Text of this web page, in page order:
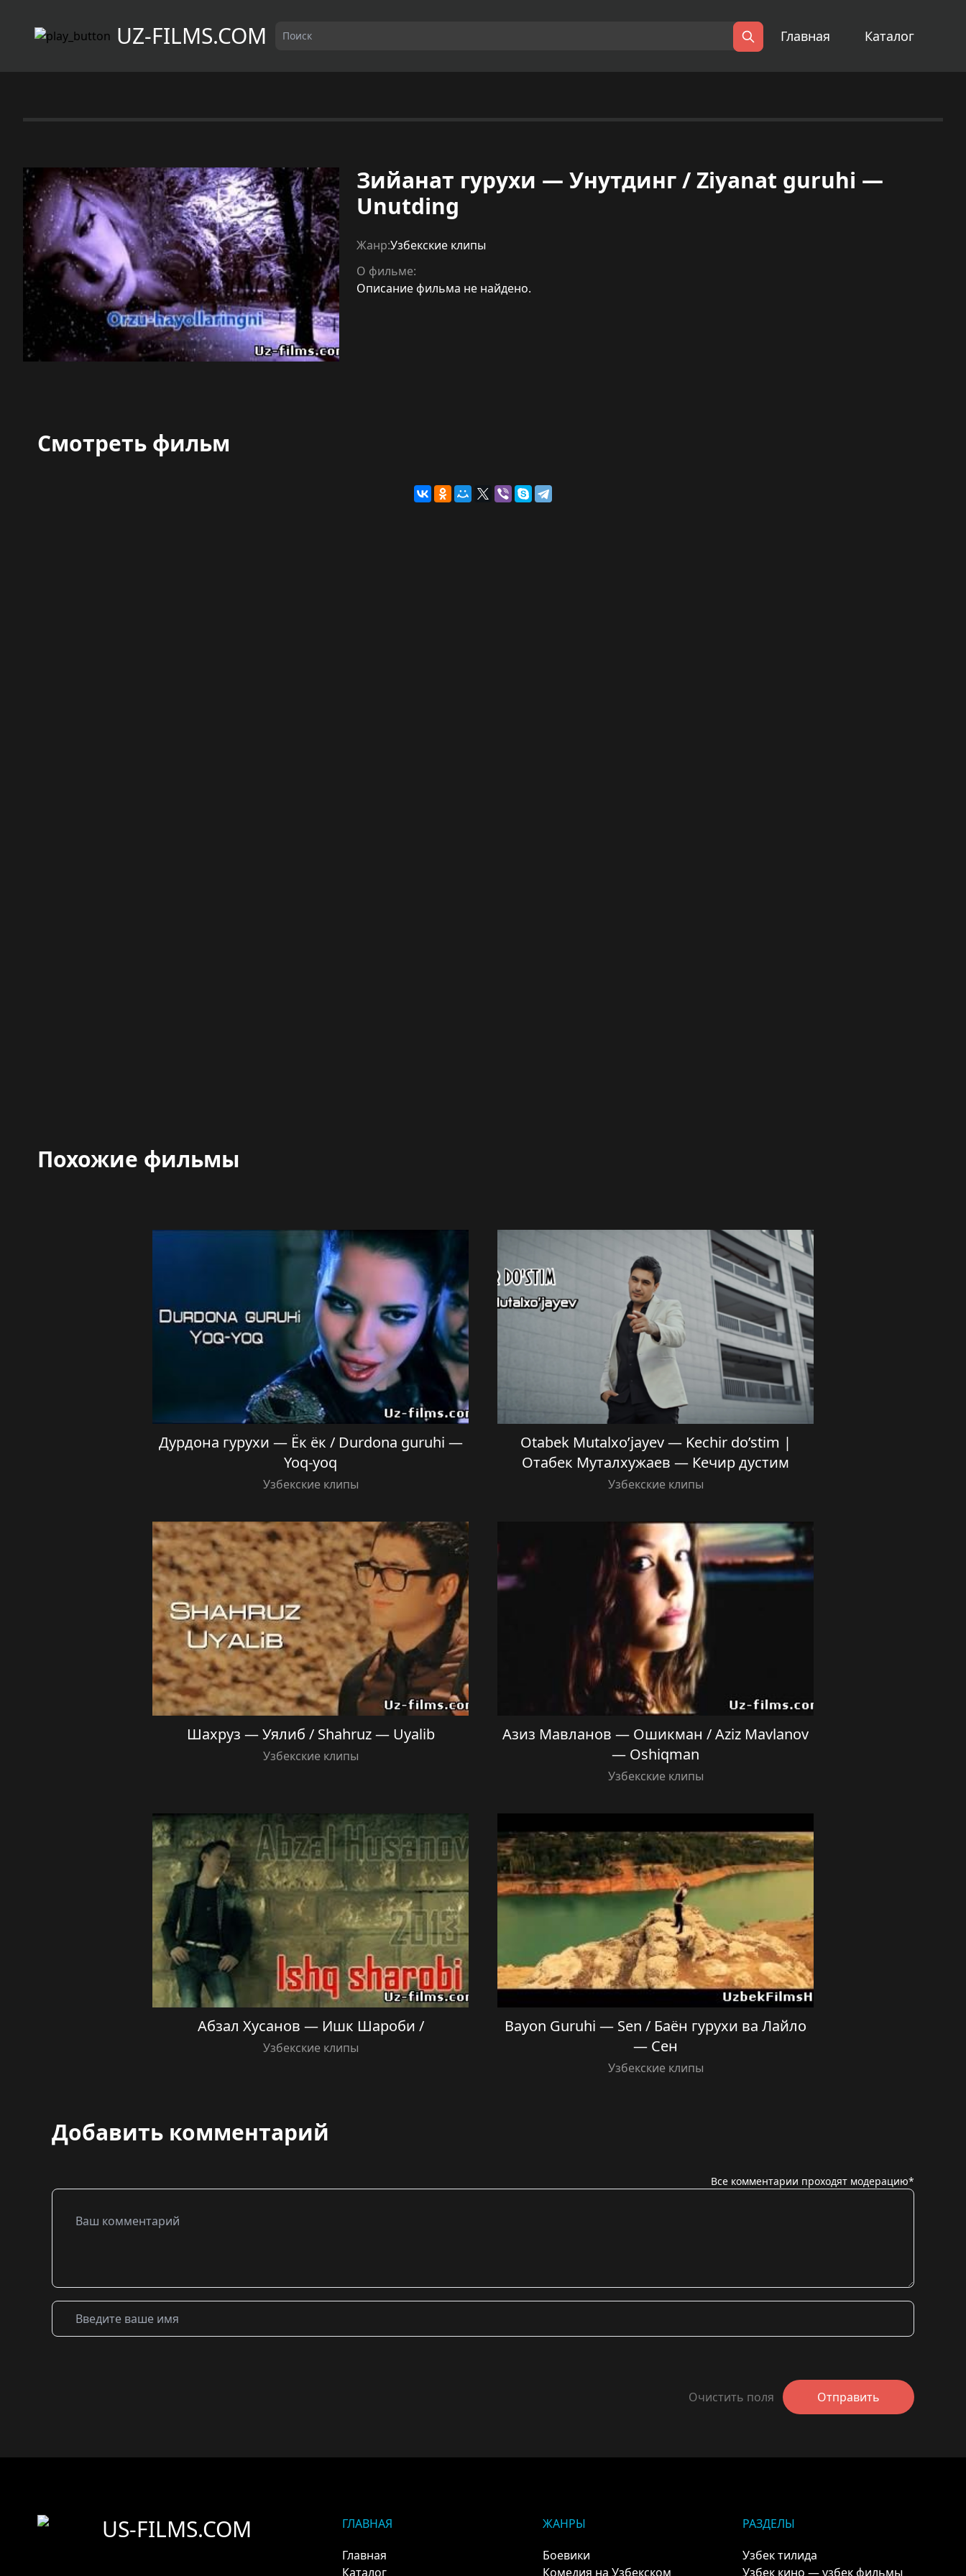
UZ-FILMS.COM Поиск
Главная Каталог
Зийанат гурухи — Унутдинг / Ziyanat guruhi —
Unutding
Жанр:Узбекские клипы
О фильме:
Описание фильма не найдено.
Смотреть фильм
Похожие фильмы
Дурдона гурухи — Ёк ёк / Durdona guruhi —
Yoq-yoq
Узбекские клипы
Otabek Mutalxo’jayev — Kechir do’stim |
Отабек Муталхужаев — Кечир дустим
Узбекские клипы
Шахруз — Уялиб / Shahruz — Uyalib
Узбекские клипы
Азиз Мавланов — Ошикман / Aziz Mavlanov
— Oshiqman
Узбекские клипы
Абзал Хусанов — Ишк Шароби /
Узбекские клипы
Bayon Guruhi — Sen / Баён гурухи ва Лайло
— Сен
Узбекские клипы
Добавить комментарий
Все комментарии проходят модерацию*
Очистить поля Отправить
US-FILMS.COM
ГЛАВНАЯ
Главная
Каталог
ЖАНРЫ
Боевики
Комедия на Узбекском
РАЗДЕЛЫ
Узбек тилида
Узбек кино — узбек фильмы